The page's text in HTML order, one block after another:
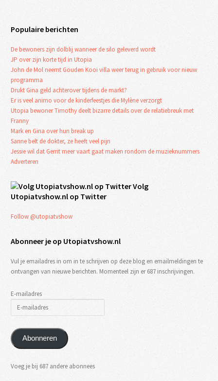
Populaire berichten
De bewoners zijn dolblij wanneer de silo geleverd wordt
JP over zijn korte tijd in Utopia
John de Mol neemt Gouden Kooi villa weer terug in gebruik voor nieuw
programma
Drukt Gina geld achterover tijdens de markt?
Er is veel animo voor de kinderfeestjes die Mylène verzorgt
Utopia bewoner Timothy deelt bizarre details over de relatiebreuk met
Franny
Mark en Gina over hun break up
Sanne belt de dokter, ze heeft veel pijn
Jessie wil dat Gerrit meer vaart gaat maken rondom de muzieknummers
Adverteren
Volg
Utopiatvshow.nl op Twitter
Follow @utopiatvshow
Abonneer je op Utopiatvshow.nl
Vul je emailadres in om in te schrijven op deze blog en emailmeldingen te
ontvangen van nieuwe berichten. Momenteel zijn er 687 inschrijvingen.
E-mailadres
Abonneren
Voeg je bij 687 andere abonnees